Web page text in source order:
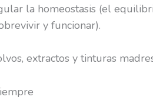
la homeostasis (el
y funcionar).
extractos y tinturas